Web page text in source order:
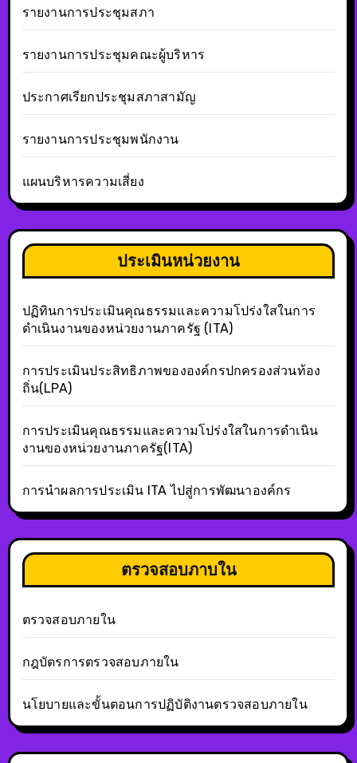
รายงานการประชุมสภา
รายงานการประชุมคณะผู้บริหาร
ประกาศเรียกประชุมสภาสามัญ
รายงานการประชุมพนักงาน
แผนบริหารความเสี่ยง
ประเมินหน่วยงาน
ปฏิทินการประเมินคุณธรรมและความโปร่งใสในการ
ดำเนินงานของหน่วยงานภาครัฐ (ITA)
การประเมินประสิทธิภาพขององค์กรปกครองส่วนท้อง
ถิ่น(LPA)
การประเมินคุณธรรมและความโปร่งใสในการดำเนิน
งานของหน่วยงานภาครัฐ(ITA)
การนำผลการประเมิน ITA ไปสู่การพัฒนาองค์กร
ตรวจสอบภาบใน
ตรวจสอบภายใน
กฎบัตรการตรวจสอบภายใน
นโยบายและขั้นตอนการปฏิบัติงานตรวจสอบภายใน